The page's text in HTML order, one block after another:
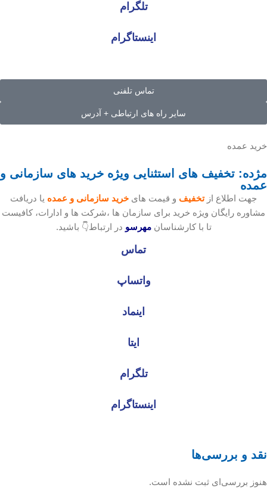
تلگرام
اینستاگرام
تماس تلفنی
سایر راه های ارتباطی + آدرس
خرید عمده
مژده: تخفیف های استثنایی ویژه خرید های سازمانی و
عمده
جهت اطلاع ازتخفیف و قیمت های خرید سازمانی و عمده یا دریافت
مشاوره رایگان ویژه خرید برای سازمان ها ،شرکت ها و ادارات، کافیست
تا با کارشناسانمهرسو در ارتباط👇 باشید.
تماس
واتساپ
اینماد
ایتا
تلگرام
اینستاگرام
نقد و بررسی‌ها
هنوز بررسی‌ای ثبت نشده است.